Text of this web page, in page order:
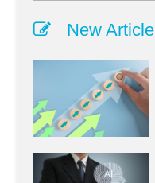
New Article